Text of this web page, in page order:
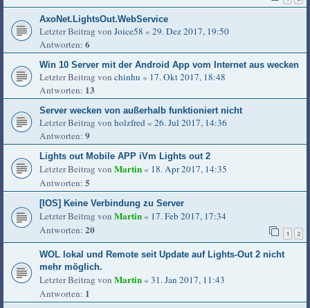
AxoNet.LightsOut.WebService
Letzter Beitrag von Joice58 « 29. Dez 2017, 19:50
Antworten: 6
Win 10 Server mit der Android App vom Internet aus wecken
Letzter Beitrag von chinhu « 17. Okt 2017, 18:48
Antworten: 13
Server wecken von außerhalb funktioniert nicht
Letzter Beitrag von holzfred « 26. Jul 2017, 14:36
Antworten: 9
Lights out Mobile APP iVm Lights out 2
Letzter Beitrag von Martin « 18. Apr 2017, 14:35
Antworten: 5
[IOS] Keine Verbindung zu Server
Letzter Beitrag von Martin « 17. Feb 2017, 17:34
Antworten: 20 1 2
WOL lokal und Remote seit Update auf Lights-Out 2 nicht
mehr möglich.
Letzter Beitrag von Martin « 31. Jan 2017, 11:43
Antworten: 1